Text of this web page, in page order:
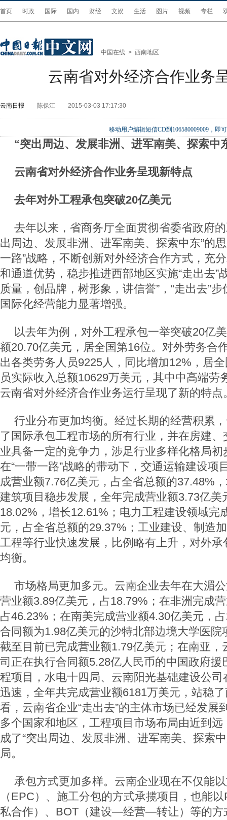
首页 时政 国际 国内 财经 文娱 生活 图片 视频 专栏
中国在线 > 西南地区
云南省对外经济合作业务
云南日报 陈保江 2015-03-03 17:17:30
移动用户编辑短信CD到106580009009，即
“突出周边、发展非洲、进军南美、探索中
云南省对外经济合作业务呈现新特点
去年对外工程承包突破20亿美元
去年以来，省商务厅全面贯彻省委省政府
出周边、发展非洲、进军南美、探索中东”的
一路”战略，不断创新对外经济合作方式，充
和通道优势，稳步推进西部地区实施“走出去”
质量，创品牌，树形象，讲信誉”，“走出去”
国际化经营能力显著增强。
以去年为例，对外工程承包一举突破20亿
额20.70亿美元，居全国第16位。对外劳务合
出各类劳务人员9225人，同比增加12%，居
员实际收入总额10629万美元，其中中高端劳
云南省对外经济合作业务运行呈现了新的特点
行业分布更加均衡。经过长期的经营积累
了国际承包工程市场的所有行业，并在房建
业具备一定的竞争力，涉足行业多样化格局
在“一带一路”战略的带动下，交通运输建设项
成营业额7.76亿美元，占全省总额的37.48%
建筑项目稳步发展，全年完成营业额3.73亿美
18.02%，增长12.61%；电力工程建设领域完
元，占全省总额的29.37%；工业建设、制造
工程等行业快速发展，比例略有上升，对外
均衡。
市场格局更加多元。云南企业去年在大湄
营业额3.89亿美元，占18.79%；在非洲完成
占46.23%；在南美完成营业额4.30亿美元，
合同额为1.98亿美元的沙特北部边境大学医院
截至目前已完成营业额1.79亿美元；在南亚，
司正在执行合同额5.28亿人民币的中国政府援
程项目，水电十四局、云南阳光基础建设公
迅速，全年共完成营业额6181万美元，站稳
看，云南省企业“走出去”的主体市场已经发展
多个国家和地区，工程项目市场布局由近到
成了“突出周边、发展非洲、进军南美、探索
局。
承包方式更加多样。云南企业现在不仅能
（EPC）、施工分包的方式承揽项目，也能
私合作）、BOT（建设—经营—转让）等的方